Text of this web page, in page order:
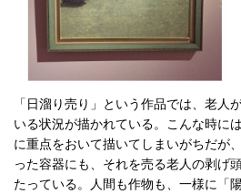
「日溜り売り」という作品では、老人
いる状況が描かれている。こんな時に
に重点をおいて描いてしまいがちだが
った容器にも、それを売る老人の剥げ
たっている。人間も作物も、一様に